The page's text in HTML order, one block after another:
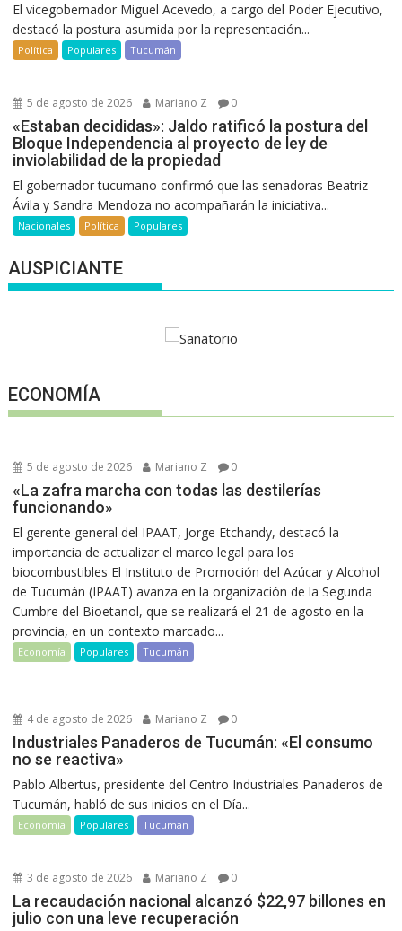
El vicegobernador Miguel Acevedo, a cargo del Poder Ejecutivo,
destacó la postura asumida por la representación...
Política Populares Tucumán
5 de agosto de 2026 Mariano Z 0
«Estaban decididas»: Jaldo ratificó la postura del
Bloque Independencia al proyecto de ley de
inviolabilidad de la propiedad
El gobernador tucumano confirmó que las senadoras Beatriz
Ávila y Sandra Mendoza no acompañarán la iniciativa...
Nacionales Política Populares
AUSPICIANTE
ECONOMÍA
5 de agosto de 2026 Mariano Z 0
«La zafra marcha con todas las destilerías
funcionando»
El gerente general del IPAAT, Jorge Etchandy, destacó la
importancia de actualizar el marco legal para los
biocombustibles El Instituto de Promoción del Azúcar y Alcohol
de Tucumán (IPAAT) avanza en la organización de la Segunda
Cumbre del Bioetanol, que se realizará el 21 de agosto en la
provincia, en un contexto marcado...
Economía Populares Tucumán
4 de agosto de 2026 Mariano Z 0
Industriales Panaderos de Tucumán: «El consumo
no se reactiva»
Pablo Albertus, presidente del Centro Industriales Panaderos de
Tucumán, habló de sus inicios en el Día...
Economía Populares Tucumán
3 de agosto de 2026 Mariano Z 0
La recaudación nacional alcanzó $22,97 billones en
julio con una leve recuperación